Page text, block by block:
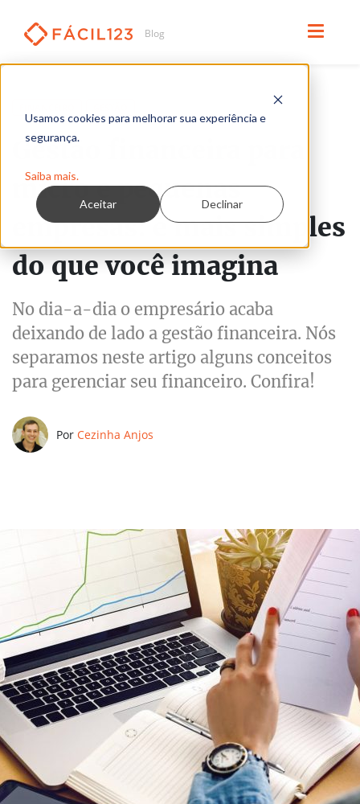
Usamos cookies para melhorar sua experiência e
segurança.
Saiba mais.
Aceitar Declinar
Gestão financeira para
micro e pequenas
empresas: é mais simples
do que você imagina
No dia-a-dia o empresário acaba
deixando de lado a gestão financeira. Nós
separamos neste artigo alguns conceitos
para gerenciar seu financeiro. Confira!
Por Cezinha Anjos